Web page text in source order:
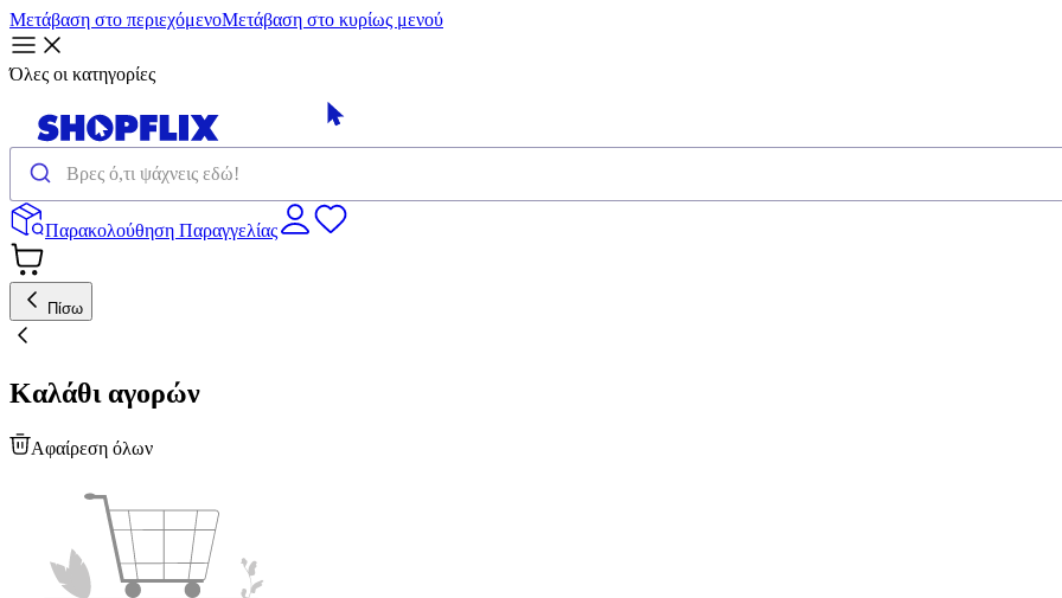
Μετάβαση στο περιεχόμενοΜετάβαση στο κυρίως μενού
Όλες οι κατηγορίες
Παρακολούθηση Παραγγελίας
Πίσω
Καλάθι αγορών
Αφαίρεση όλων